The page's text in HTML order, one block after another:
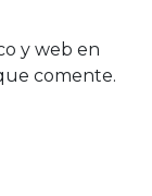
y web en
comente.